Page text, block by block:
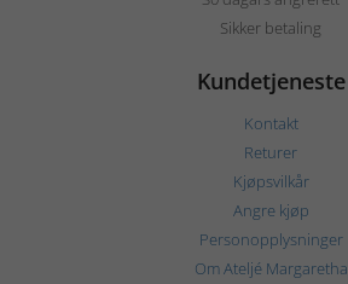
Sikker betaling
Kundetjeneste
Kontakt
Returer
Kjøpsvilkår
Angre kjøp
Personopplysninger
Om Ateljé Margaretha